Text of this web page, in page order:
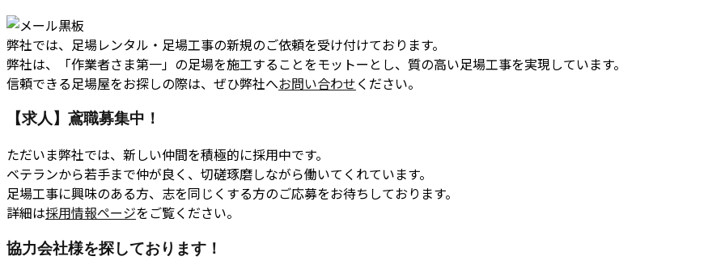
弊社では、足場レンタル・足場工事の新規のご依頼を受け付けております。
弊社は、「作業者さま第一」の足場を施工することをモットーとし、質の高い足場工事を実現しています。
信頼できる足場屋をお探しの際は、ぜひ弊社へお問い合わせください。
【求人】鳶職募集中！
ただいま弊社では、新しい仲間を積極的に採用中です。
ベテランから若手まで仲が良く、切磋琢磨しながら働いてくれています。
足場工事に興味のある方、志を同じくする方のご応募をお待ちしております。
詳細は採用情報ページをご覧ください。
協力会社様を探しております！